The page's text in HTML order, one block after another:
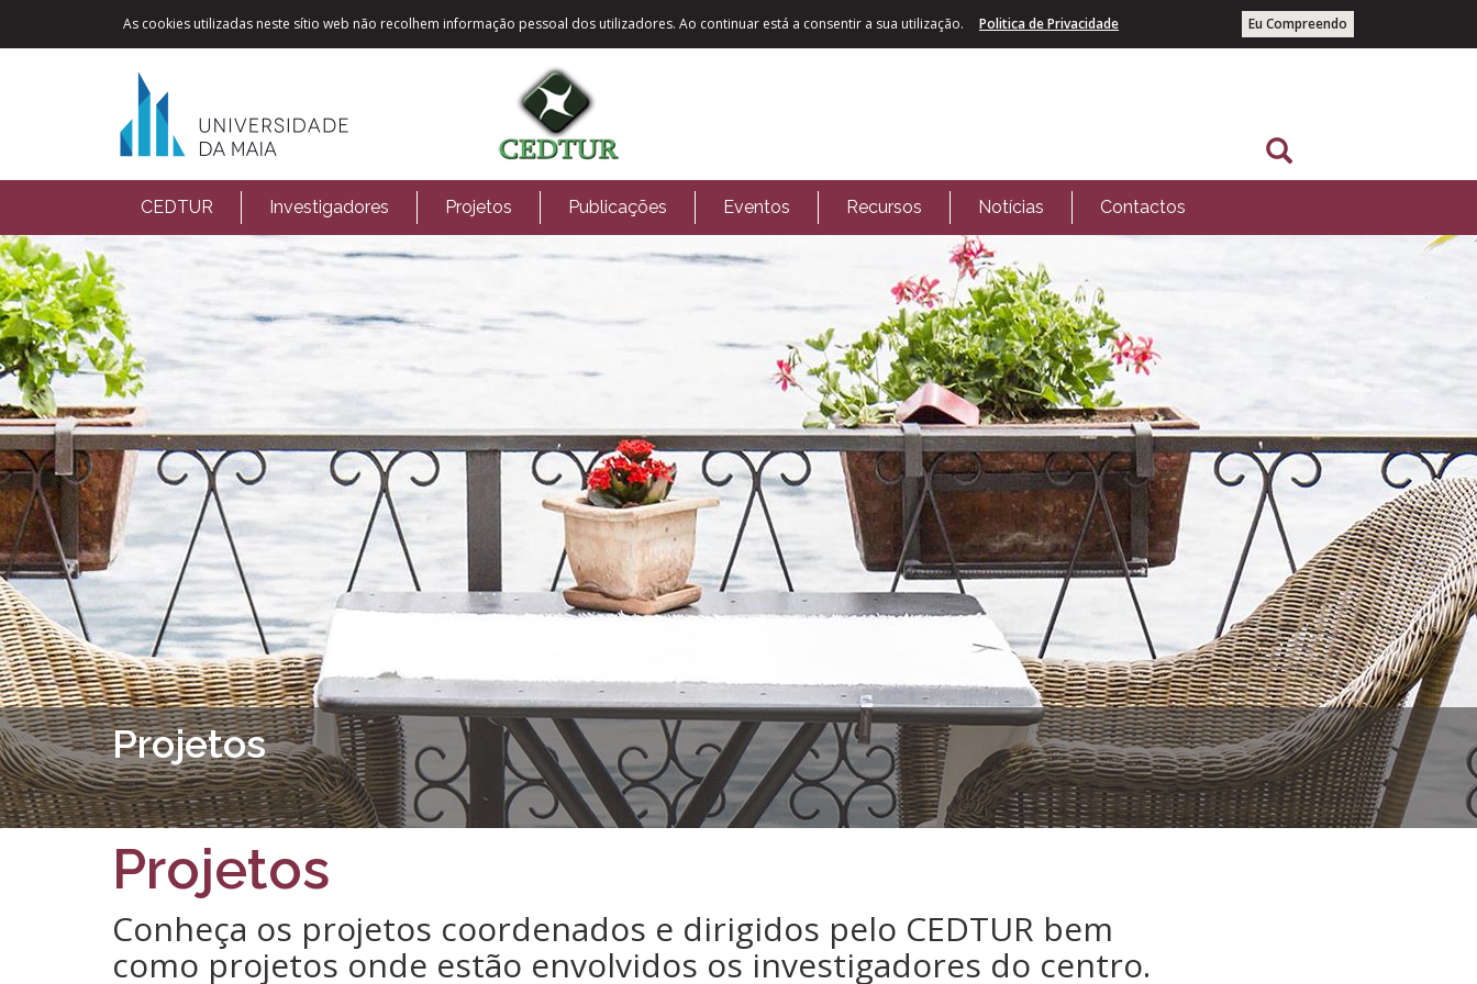
As cookies utilizadas neste sítio web não recolhem informação pessoal dos utilizadores. Ao continuar está a consentir a sua utilização. Eu Compreendo
Politica de Privacidade
CEDTUR Investigadores Projetos Publicações Eventos Recursos Notícias Contactos
Projetos
Projetos
Conheça os projetos coordenados e dirigidos pelo CEDTUR bem
como projetos onde estão envolvidos os investigadores do centro.